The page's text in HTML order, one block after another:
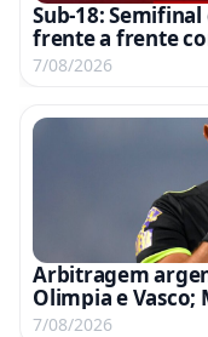
Sub-18:
frente a frente
15h
7/08/2026
Arbitragem
Olimpia e Vasco;
Germán Delfino
7/08/2026